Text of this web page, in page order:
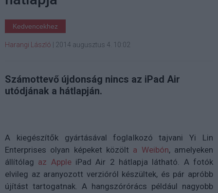
Kedvencekhez
Harangi László 2014 augusztus 4. 10:02
Számottevő újdonság nincs az iPad Air
utódjának a hátlapján.
A kiegészítők gyártásával foglalkozó tajvani Yi Lin
Enterprises olyan képeket közölt a Weibón, amelyeken
állítólag az AppleiPad Air 2 hátlapja látható. A fotók
elvileg az aranyozott verzióról készültek, és pár apróbb
újítást tartogatnak. A hangszórórács például nagyobb